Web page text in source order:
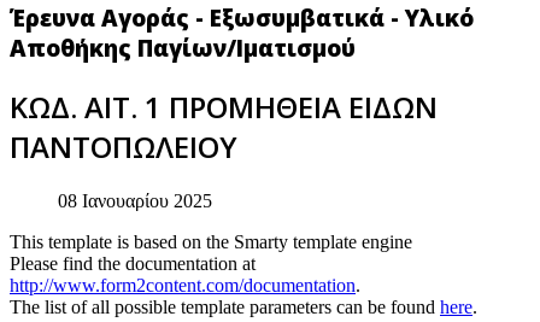
Έρευνα Αγοράς - Εξωσυμβατικά - Υλικό
Αποθήκης Παγίων/Ιματισμού
ΚΩΔ. ΑΙΤ. 1 ΠΡΟΜΗΘΕΙΑ ΕΙΔΩΝ
ΠΑΝΤΟΠΩΛΕΙΟΥ
08 Ιανουαρίου 2025
This template is based on the Smarty template engine
Please find the documentation at
http://www.form2content.com/documentation.
The list of all possible template parameters can be found here.